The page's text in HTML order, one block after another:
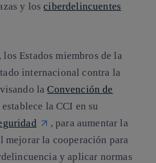
y losciberdelincuentes
los Estados miembros de la
internacional contra la
laConvención de
la CCI en su
, para aumentar la
mejorar la cooperación para
y aplicar normas